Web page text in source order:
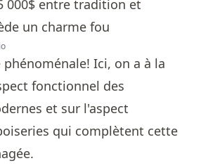
Ici, on a à la
fonctionnel des
et sur l'aspect
qui complètent cette